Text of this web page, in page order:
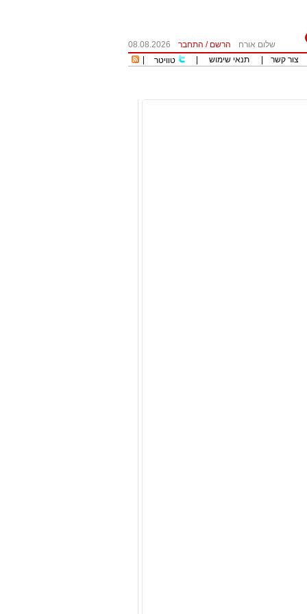
שלום אורח הרשם / התחבר
08.08.2026
צור קשר תנאי שימוש טוויטר